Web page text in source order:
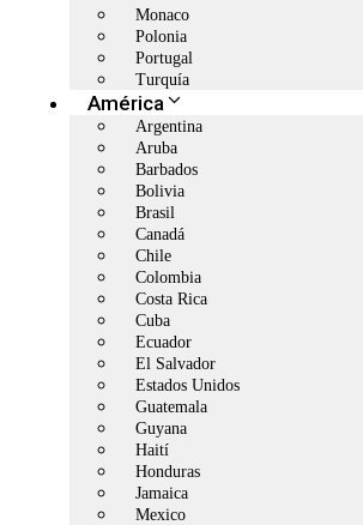
Monaco
Polonia
Portugal
Turquía
América
Argentina
Aruba
Barbados
Bolivia
Brasil
Canadá
Chile
Colombia
Costa Rica
Cuba
Ecuador
El Salvador
Estados Unidos
Guatemala
Guyana
Haití
Honduras
Jamaica
Mexico